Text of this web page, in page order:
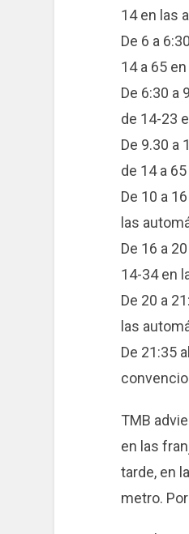
14 en las
De 6 a
14 a 65
De 6:30 a
de 14-23
De 9.30 a
de 14 a
De 10 a
las
De 16 a
14-34 en
De 20 a
las
De 21:35
TMB
en las
tarde, en
metro.